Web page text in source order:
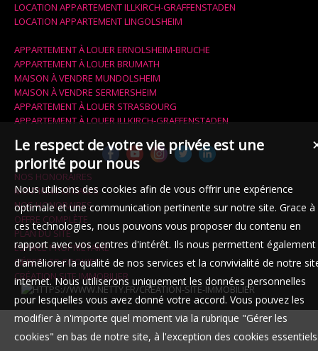
LOCATION APPARTEMENT ILLKIRCH-GRAFFENSTADEN
LOCATION APPARTEMENT LINGOLSHEIM
APPARTEMENT À LOUER ERNOLSHEIM-BRUCHE
APPARTEMENT À LOUER BRUMATH
MAISON À VENDRE MUNDOLSHEIM
MAISON À VENDRE SERMERSHEIM
APPARTEMENT À LOUER STRASBOURG
APPARTEMENT À LOUER ILLKIRCH-GRAFFENSTADEN
NOS HONORAIRES
MENTIONS LÉGALES
NOS HONORAIRES
OFFRE COMPLÈTE
PLAN DU SITE
ESPACE PROPRIÉTAIRE
GÉRER LES COOKIES
CRÉATION SITE IMMOBILIER
Le respect de votre vie privée est une
priorité pour nous
Nous utilisons des cookies afin de vous offrir une expérience
optimale et une communication pertinente sur notre site. Grace à
ces technologies, nous pouvons vous proposer du contenu en
rapport avec vos centres d'intérêt. Ils nous permettent également
d'améliorer la qualité de nos services et la convivialité de notre
internet. Nous utiliserons uniquement les données personnelles
pour lesquelles vous avez donné votre accord. Vous pouvez les
modifier à n'importe quel moment via la rubrique "Gérer les
cookies" en bas de notre site, à l'exception des cookies essentiels